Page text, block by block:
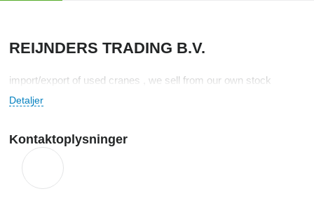
REIJNDERS TRADING B.V.
import/export of used cranes , we sell from our own stock
Detaljer
Kontaktoplysninger